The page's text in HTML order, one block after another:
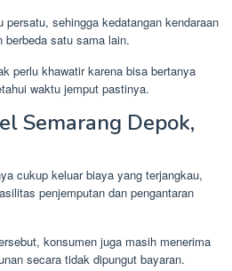
sehingga kedatangan kendaraan
satu sama lain.
perlu khawatir karena bisa bertanya
waktu jemput pastinya.
Semarang Depok,
cukup keluar biaya yang terjangkau,
penjemputan dan pengantaran
konsumen juga masih menerima
secara tidak dipungut bayaran.